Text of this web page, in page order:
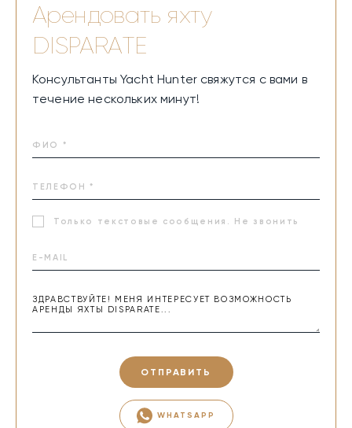
Арендовать яхту
DISPARATE
Консультанты Yacht Hunter свяжутся с вами в
течение нескольких минут!
Только текстовые сообщения. Не звонить
ОТПРАВИТЬ
WHATSAPP